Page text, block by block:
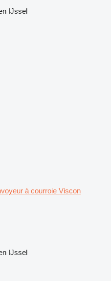
IJssel
à courroie Viscon
IJssel